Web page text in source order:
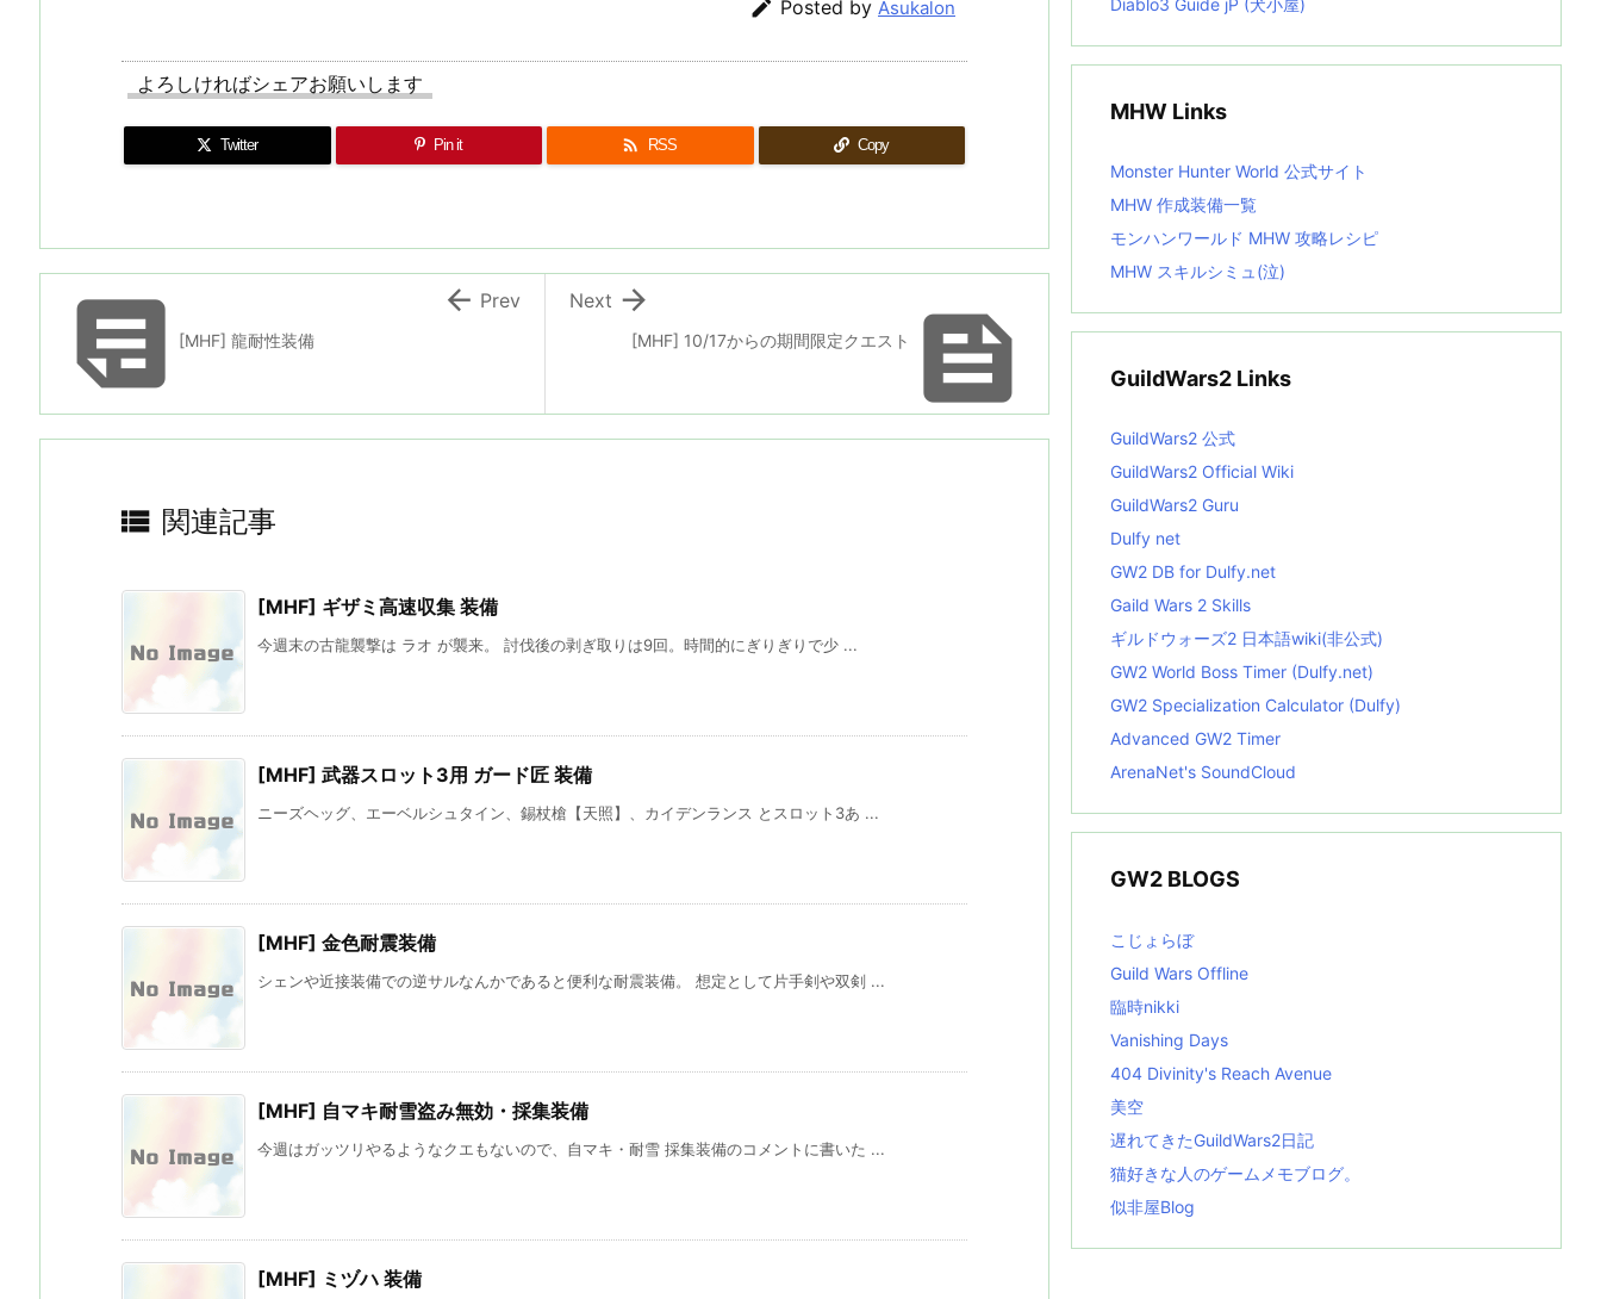
 Posted by Asukalon
よろしければシェアお願いします
Twitter Pin it  RSS Copy

[MHF] 10/17からの期間限定クエスト

Next
[MHF] 龍耐性装備
 Prev
 関連記事
[MHF] ギザミ高速収集 装備
今週末の古龍襲撃は ラオ が襲来。 討伐後の剥ぎ取りは9回。時間的にぎりぎりで少 ...
[MHF] 武器スロット3用 ガード匠 装備
ニーズヘッグ、エーベルシュタイン、錫杖槍【天照】、カイデンランス とスロット3あ ...
[MHF] 金色耐震装備
シェンや近接装備での逆サルなんかであると便利な耐震装備。 想定として片手剣や双剣 ...
[MHF] 自マキ耐雪盗み無効・採集装備
今週はガッツリやるようなクエもないので、自マキ・耐雪 採集装備のコメントに書いた ...
[MHF] ミヅハ 装備
MHW Links
Monster Hunter World 公式サイト
MHW 作成装備一覧
モンハンワールド MHW 攻略レシピ
MHW スキルシミュ(泣)
GuildWars2 Links
GuildWars2 公式
GuildWars2 Official Wiki
GuildWars2 Guru
Dulfy net
GW2 DB for Dulfy.net
Gaild Wars 2 Skills
ギルドウォーズ2 日本語wiki(非公式)
GW2 World Boss Timer (Dulfy.net)
GW2 Specialization Calculator (Dulfy)
Advanced GW2 Timer
ArenaNet's SoundCloud
GW2 BLOGS
こじょらぼ
Guild Wars Offline
臨時nikki
Vanishing Days
404 Divinity's Reach Avenue
美空
遅れてきたGuildWars2日記
猫好きな人のゲームメモブログ。
似非屋Blog